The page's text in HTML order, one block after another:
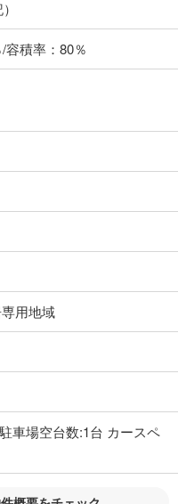
いる金融機関等にご確認の
利とは何ら関係がなく、実際
するものではありません。返
ます。入力された金利を35年
。
。ご注意ください。実際にお
あります。
をする
容積率：80％
用地域
車場空台数:1台 カースペ